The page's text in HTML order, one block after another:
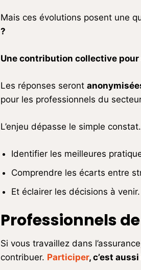
Mais ces évolutions posent une
?
Une contribution collective
Les réponses seront
pour les professionnels du
L’enjeu dépasse le simple
Identifier les meilleures
Comprendre les écarts entre
Et éclairer les décisions à venir.
Professionnels
Si vous travaillez dans
contribuer. Participer, c’est